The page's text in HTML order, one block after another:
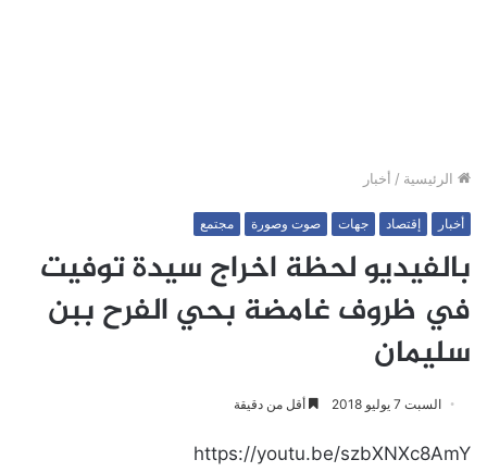
الرئيسية / أخبار
أخبار إقتصاد جهات صوت وصورة مجتمع
بالفيديو لحظة اخراج سيدة توفيت
في ظروف غامضة بحي الفرح ببن
سليمان
السبت 7 يوليو 2018 أقل من دقيقة
https://youtu.be/szbXNXc8AmY